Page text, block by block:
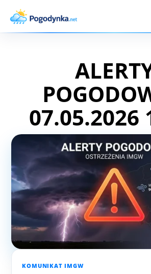
07.05.2026
KOMUNIKAT IMGW